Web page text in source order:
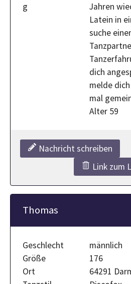
g
Jahren
Latein in
suche
dich
melde
mal
Alter 59
Nachricht schreiben
Link zum
Thomas
Geschlecht
männlich
Größe
176
Ort
64291